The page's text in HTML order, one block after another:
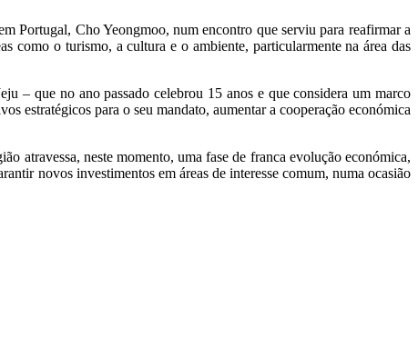
Portugal, Cho Yeongmoo, num encontro que serviu para reafirmar a
como o turismo, a cultura e o ambiente, particularmente na área das
– que no ano passado celebrou 15 anos e que considera um marco
estratégicos para o seu mandato, aumentar a cooperação económica
atravessa, neste momento, uma fase de franca evolução económica,
novos investimentos em áreas de interesse comum, numa ocasião